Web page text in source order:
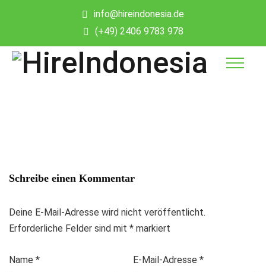
info@hireindonesia.de
(+49) 2406 9783 978
Schreibe einen Kommentar
Deine E-Mail-Adresse wird nicht veröffentlicht.
Erforderliche Felder sind mit * markiert
Name * E-Mail-Adresse *